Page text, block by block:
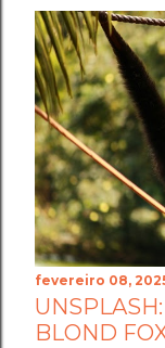
fevereiro 08,
BLOND